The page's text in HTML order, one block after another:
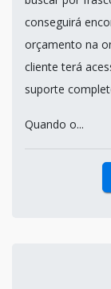
conseguirá
orçamento na
cliente terá
suporte
Quando o...